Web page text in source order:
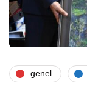
genel